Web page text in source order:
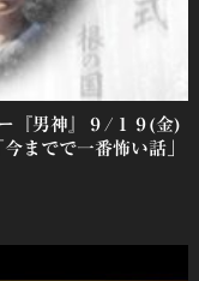
『男神』９/１９(金)
までで一番怖い話」